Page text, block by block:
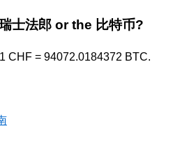
士法郎 or the 比特币?
CHF = 94072.0184372 BTC.